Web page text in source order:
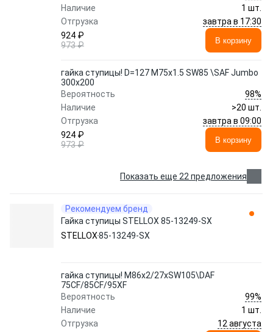
Наличие
1 шт.
Отгрузка
завтра в 17:30
924 ₽
973 ₽
В корзину
гайка ступицы! D=127 M75x1.5 SW85 \SAF Jumbo
300x200
Вероятность
98%
Наличие
>20 шт.
Отгрузка
завтра в 09:00
924 ₽
973 ₽
В корзину
Показать еще 22 предложения
Рекомендуем бренд
Гайка ступицы STELLOX 85-13249-SX
STELLOX85-13249-SX
гайка ступицы! M86x2/27xSW105\DAF
75CF/85CF/95XF
Вероятность
99%
Наличие
1 шт.
Отгрузка
12 августа